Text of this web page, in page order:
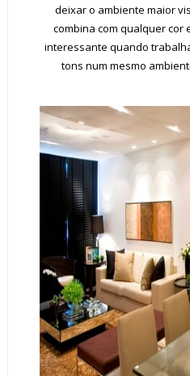
deixar o ambiente maior
combina com qualquer cor
interessante quando
tons num mesmo